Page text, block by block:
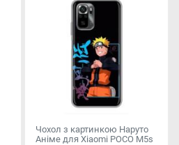
Чохол з картинкою Наруто
Аніме для Xiaomi POCO M5s